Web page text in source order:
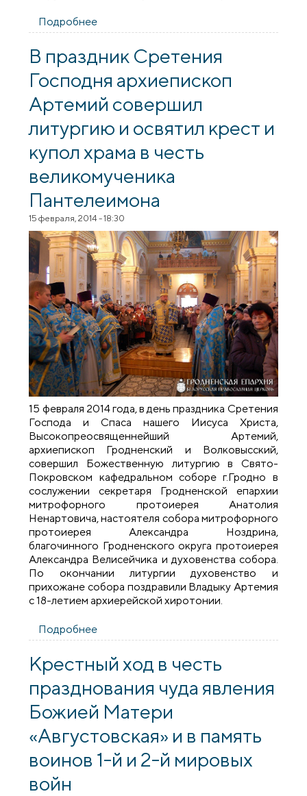
Подробнее
встретился с главным врачом
Гродненской больницы скорой
медицинской помощи
В праздник Сретения
Господня архиепископ
Артемий совершил
литургию и освятил крест и
купол храма в честь
великомученика
Пантелеимона
15 февраля, 2014 - 18:30
15 февраля 2014 года, в день праздника Сретения
Господа и Спаса нашего Иисуса Христа,
Высокопреосвященнейший Артемий,
архиепископ Гродненский и Волковысский,
совершил Божественную литургию в Свято-
Покровском кафедральном соборе г.Гродно в
сослужении секретаря Гродненской епархии
митрофорного протоиерея Анатолия
Ненартовича, настоятеля собора митрофорного
протоиерея Александра Ноздрина,
благочинного Гродненского округа протоиерея
Александра Велисейчика и духовенства собора.
По окончании литургии духовенство и
прихожане собора поздравили Владыку Артемия
с 18-летием архиерейской хиротонии.
Подробнее
архиепископ Артемий совершил
литургию и освятил крест и купол храма
в честь великомученика Пантелеимона
Крестный ход в честь
празднования чуда явления
Божией Матери
«Августовская» и в память
воинов 1-й и 2-й мировых
войн